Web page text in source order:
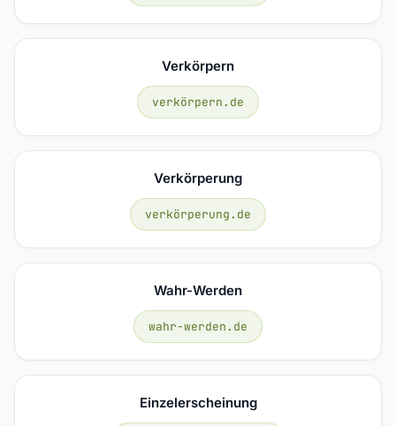
Verkörpern
verkörpern.de
Verkörperung
verkörperung.de
Wahr-Werden
wahr-werden.de
Einzelerscheinung